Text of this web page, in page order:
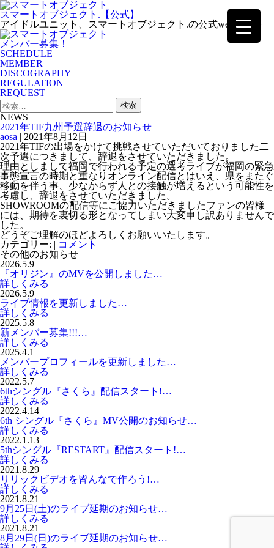
Skip
to
the
content
スマートオブジェクト.【公式】
アイドルユニット、スマートオブジェクト.の公式webサイト
メンバー募集！
SCHEDULE
MEMBER
DISCOGRAPHY
REGULATION
REQUEST
検
索:
NEWS
2021年TIF九州予選辞退のお知らせ
aosa | 2021年8月12日
2021年TIFの出場をかけて挑戦させていただいておりました二
次予選につきまして、辞退をさせていただきました。
理由としまして福岡で行われる予定の選考ライブが福岡の緊急
事態宣言の時期と重なりオンライン配信とはいえ、県をまたぐ
移動を伴う事、少なからず人との接触が増えるという可能性を
考慮し、辞退をさせていただきました。
SHOWROOMの配信等にご協力いただきましたファンの皆様
には、期待を裏切る形となってしまい大変申し訳ありませんで
した。
どうぞご理解のほどよろしくお願いいたします。
カテゴリー: | コメント
その他のお知らせ
2026.5.9
『オリジン』のMVを公開しました…
詳しくみる
2026.5.9
ライブ情報を更新しました…
詳しくみる
2025.5.8
新メンバー募集!!!…
詳しくみる
2025.4.1
メンバープロフィールを更新しました…
詳しくみる
2022.5.7
6thシングル『さくら』配信スタート!…
詳しくみる
2022.4.14
6th シングル『さくら』MV公開のお知らせ…
詳しくみる
2022.1.13
5thシングル『RESTART』配信スタート!…
詳しくみる
2021.8.29
リリックビデオを皆んなで作ろう!…
詳しくみる
2021.8.21
9月25日(土)のライブ延期のお知らせ…
詳しくみる
2021.8.21
8月29日(日)のライブ延期のお知らせ…